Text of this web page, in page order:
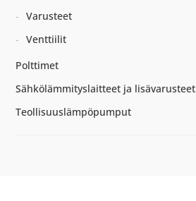
Varusteet
Venttiilit
Polttimet
Sähkölämmityslaitteet ja lisävarusteet
Teollisuuslämpöpumput